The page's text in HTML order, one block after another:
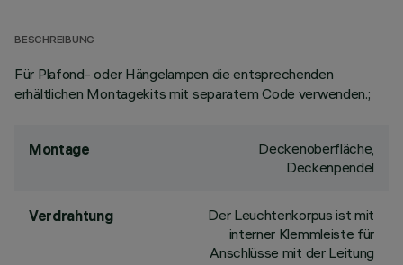
BESCHREIBUNG
Für Plafond- oder Hängelampen die entsprechenden
erhältlichen Montagekits mit separatem Code verwenden.;
Montage
Deckenoberfläche,
Deckenpendel
Verdrahtung
Der Leuchtenkorpus ist mit
interner Klemmleiste für
Anschlüsse mit der Leitung